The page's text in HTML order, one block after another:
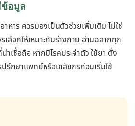
ข้อมูล
หาร ควรมองเป็นตัวช่วยเพิ่มเติม ไม่ใช่
ลือกให้เหมาะกับร่างกาย อ่านฉลากทุก
าเชื่อถือ หากมีโรคประจำตัว ใช้ยา ตั้ง
รึกษาแพทย์หรือเภสัชกรก่อนเริ่มใช้